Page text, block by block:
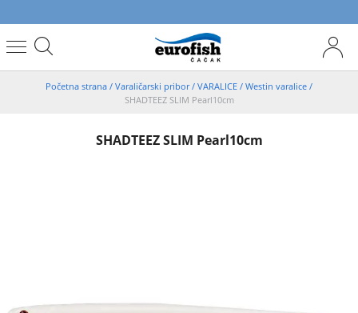
Početna strana / Varaličarski pribor/ VARALICE / Westin varalice /
SHADTEEZ SLIM Pearl10cm
SHADTEEZ SLIM Pearl10cm